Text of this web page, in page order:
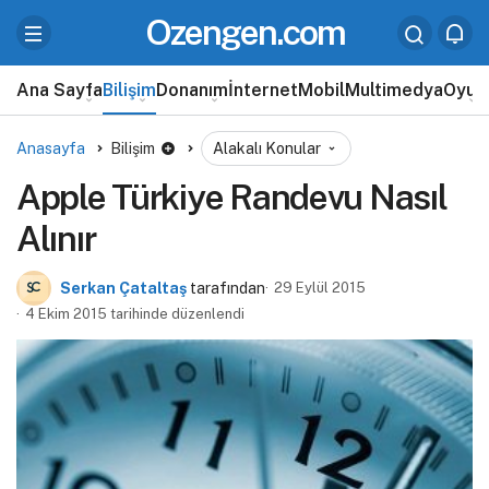
Ozengen.com
Ana SayfaBilişimDonanımİnternetMobilMultimedyaOyun
Anasayfa Bilişim Alakalı Konular
Apple Türkiye Randevu Nasıl
Alınır
Serkan Çataltaş tarafından 29 Eylül 2015
4 Ekim 2015 tarihinde düzenlendi